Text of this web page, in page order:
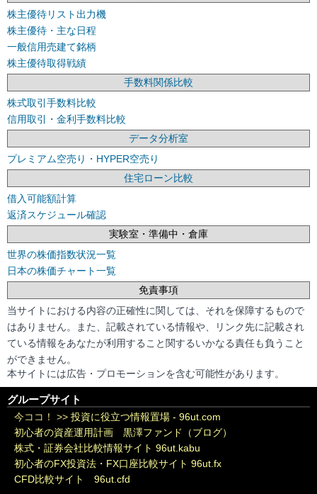
株主優待リスト出力機
株主優待・主な日程
一般信用売建て銘柄
株主優待取得戦績
手数料関係比較
株式取引手数料比較
信用取引・金利手数料比較
データ分析室
プレミアム空売り・HYPER空売り
住宅ローン比較
借入可能額計算
返済スケジュール確認
実験室・準備中・倉庫
世界の株価指数状況一覧
日本の株価チャート一覧
免責事項
当サイトにおける内容の正確性に関しては、それを保障するもので
はありません。また、記載されている情報や、リンク先に記載され
ている情報をあなたが利用すること関するいかなる責任も負うこと
ができません。
本サイトには広告・プロモーションを含む可能性があります。
グループサイト
今ココ！ >> 投資に役立つ情報置場 - 96ut.com
初心者の資産運用計画 黒澤ファンド（ブログ）
株式・証券会社比較情報サイト 96ut.kabu
初心者のFX投資法・FX口座比較サイト 96ut.fx
CFD比較サイト 96ut.cfd